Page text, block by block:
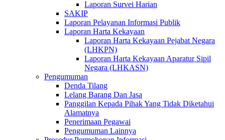
Laporan Survei Harian
SAKIP
Laporan Pelayanan Informasi Publik
Laporan Harta Kekayaan
Laporan Harta Kekayaan Pejabat Negara
(LHKPN)
Laporan Harta Kekayaan Aparatur Sipil
Negara (LHKASN)
Pengumuman
Denda Tilang
Lelang Barang Dan Jasa
Panggilan Kepada Pihak Yang Tidak Diketahui
Alamatnya
Penerimaan Pegawai
Pengumuman Lainnya